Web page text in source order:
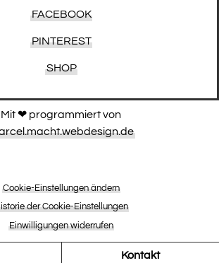
FACEBOOK
PINTEREST
SHOP
Mit ❤︎ programmiert von
Cookie-Einstellungen ändern
der Cookie-Einstellungen
Einwilligungen widerrufen
Kontakt